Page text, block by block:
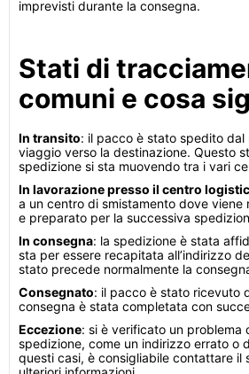
imprevisti durante la consegna.
Stati di
comuni e cosa
In transito: il pacco è stato spedito dal
viaggio verso la destinazione. Questo
spedizione si sta muovendo tra i vari
In lavorazione presso il centro
a un centro di smistamento dove
e preparato per la successiva
In consegna: la spedizione è stata
sta per essere recapitata all’indirizzo
stato precede normalmente la
Consegnato: il pacco è stato ricevuto
consegna è stata completata con
Eccezione: si è verificato un problema
spedizione, come un indirizzo errato o
questi casi, è consigliabile contattare il